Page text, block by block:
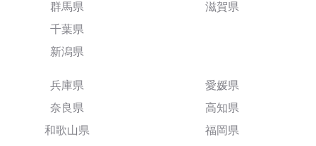
群馬県
千葉県
新潟県
滋賀県
兵庫県
奈良県
和歌山県
愛媛県
高知県
福岡県